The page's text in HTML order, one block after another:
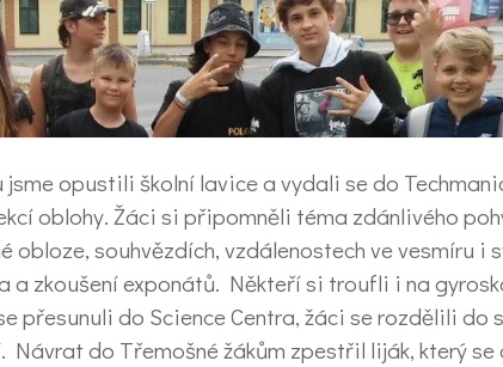
opustili školní lavice a vydali se do
oblohy. Žáci si připomněli téma zdánlivého
obloze, souhvězdích, vzdálenostech ve vesmíru i
zkoušení exponátů. Někteří si troufli i na
přesunuli do Science Centra, žáci se rozdělili do
Návrat do Třemošné žákům zpestřil liják, který